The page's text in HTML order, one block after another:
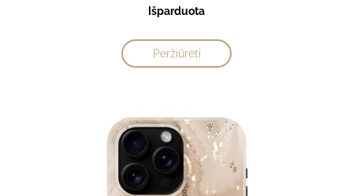
Išparduota
Peržiūrėti